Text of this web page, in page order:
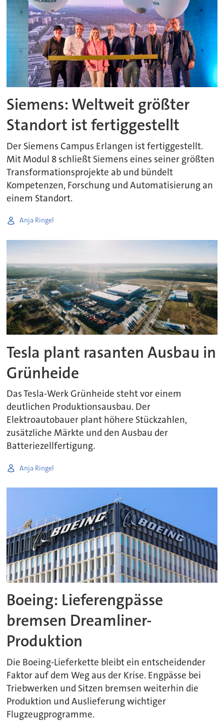
Siemens: Weltweit größter
Standort ist fertiggestellt
Der Siemens Campus Erlangen ist fertiggestellt.
Mit Modul 8 schließt Siemens eines seiner größten
Transformationsprojekte ab und bündelt
Kompetenzen, Forschung und Automatisierung an
einem Standort.
Anja Ringel
Tesla plant rasanten Ausbau in
Grünheide
Das Tesla-Werk Grünheide steht vor einem
deutlichen Produktionsausbau. Der
Elektroautobauer plant höhere Stückzahlen,
zusätzliche Märkte und den Ausbau der
Batteriezellfertigung.
Anja Ringel
Boeing: Lieferengpässe
bremsen Dreamliner-
Produktion
Die Boeing-Lieferkette bleibt ein entscheidender
Faktor auf dem Weg aus der Krise. Engpässe bei
Triebwerken und Sitzen bremsen weiterhin die
Produktion und Auslieferung wichtiger
Flugzeugprogramme.